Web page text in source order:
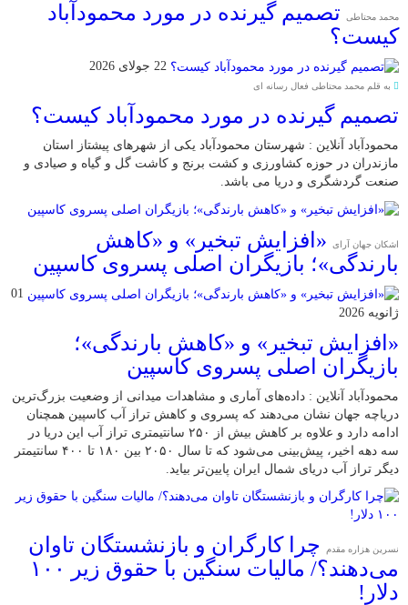
محمد محتاطی
تصمیم گیرنده در مورد محمودآباد
کیست؟
22 جولای 2026
به قلم محمد محتاطی فعال رسانه ای
تصمیم گیرنده در مورد محمودآباد کیست؟
محمودآباد آنلاین : شهرستان محمودآباد یکی از شهرهای پیشتاز استان
مازندران در حوزه کشاورزی و کشت برنج و کاشت گل و گیاه و صیادی و
صنعت گردشگری و دریا می باشد.
اشکان جهان آرای
«افزایش تبخیر» و «کاهش
بارندگی»؛ بازیگران اصلی پسروی کاسپین
01
ژانویه 2026
«افزایش تبخیر» و «کاهش بارندگی»؛
بازیگران اصلی پسروی کاسپین
محمودآباد آنلاین : داده‌های آماری و مشاهدات میدانی از وضعیت بزرگ‌ترین
دریاچه جهان نشان می‌دهند که پسروی و کاهش تراز آب کاسپین همچنان
ادامه دارد و علاوه بر کاهش بیش از ۲۵۰ سانتیمتری تراز آب این دریا در
سه دهه اخیر، پیش‌بینی می‌شود که تا سال ۲۰۵۰ بین ۱۸۰ تا ۴۰۰ سانتیمتر
دیگر تراز آب دریای شمال ایران پایین‌تر بیاید.
نسرین هزاره مقدم
چرا کارگران و بازنشستگان تاوان
می‌دهند؟/ مالیات سنگین با حقوق زیر ۱۰۰
دلار!